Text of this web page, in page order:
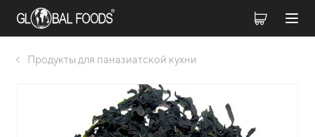
Продукты для паназиатской кухни